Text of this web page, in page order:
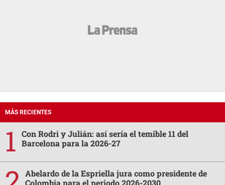
MÁS RECIENTES
Con Rodri y Julián: así sería el temible 11 del
Barcelona para la 2026-27
Abelardo de la Espriella jura como presidente de
Colombia para el periodo 2026-2030